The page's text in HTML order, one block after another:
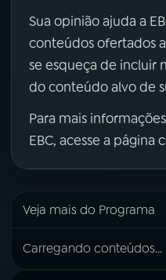
Sua opinião ajuda a
conteúdos ofertados
se esqueça de incluir
do conteúdo alvo de
Para mais
EBC, acesse a página
Veja mais do Programa
Carregando conteúdos...